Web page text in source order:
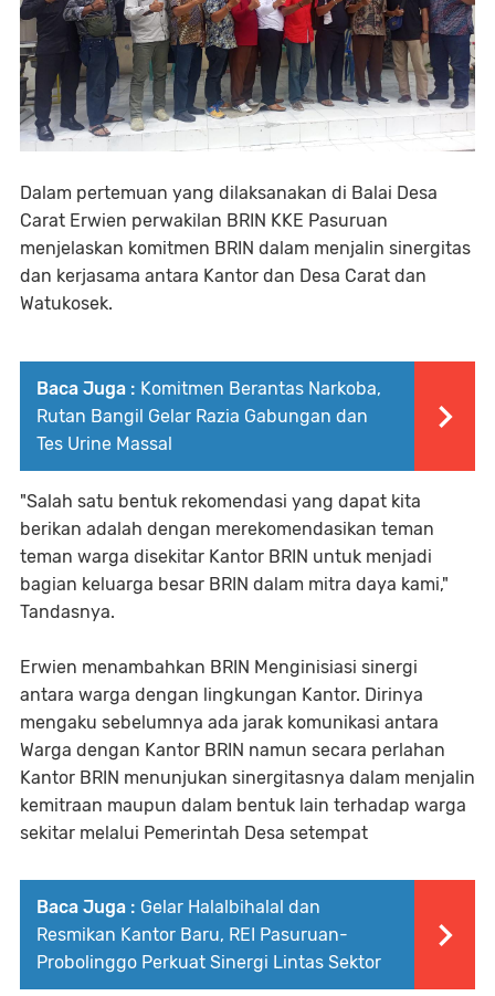
Dalam pertemuan yang dilaksanakan di Balai Desa
Carat Erwien perwakilan BRIN KKE Pasuruan
menjelaskan komitmen BRIN dalam menjalin sinergitas
dan kerjasama antara Kantor dan Desa Carat dan
Watukosek.
Baca Juga : Komitmen Berantas Narkoba,
Rutan Bangil Gelar Razia Gabungan dan
Tes Urine Massal
"Salah satu bentuk rekomendasi yang dapat kita
berikan adalah dengan merekomendasikan teman
teman warga disekitar Kantor BRIN untuk menjadi
bagian keluarga besar BRIN dalam mitra daya kami,"
Tandasnya.
Erwien menambahkan BRIN Menginisiasi sinergi
antara warga dengan lingkungan Kantor. Dirinya
mengaku sebelumnya ada jarak komunikasi antara
Warga dengan Kantor BRIN namun secara perlahan
Kantor BRIN menunjukan sinergitasnya dalam menjalin
kemitraan maupun dalam bentuk lain terhadap warga
sekitar melalui Pemerintah Desa setempat
Baca Juga : Gelar Halalbihalal dan
Resmikan Kantor Baru, REI Pasuruan-
Probolinggo Perkuat Sinergi Lintas Sektor